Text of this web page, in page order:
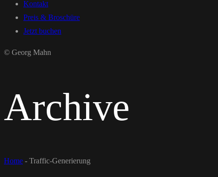
Kontakt
Preis & Broschüre
Jetzt buchen
© Georg Mahn
Archive
Home - Traffic-Generierung